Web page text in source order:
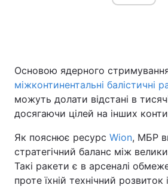
Головна Війна
Україна
Спорт Наука
Техно і зв'язок Лайт
Основою ядерного
міжконтинентальні балістичні
можуть долати відстані в
досягаючи цілей на інших
Як пояснює ресурс Wion, МБР
стратегічний баланс між
Такі ракети є в арсеналі
проте їхній технічний